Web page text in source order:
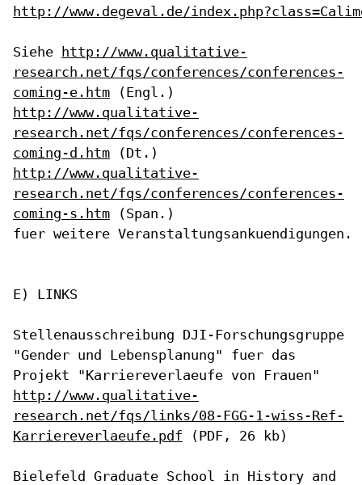
http://www.degeval.de/
Siehe http://www.qualitative-
research.net/fqs/conferences/conferences-
coming-e.htm
(Engl.)
http://www.qualitative-
research.net/fqs/conferences/conferences-
coming-d.htm
(Dt.)
http://www.qualitative-
research.net/fqs/conferences/conferences-
coming-s.htm
(Span.)
fuer weitere Veranstaltungsankuendigungen.
E) LINKS
Stellenausschreibung DJI-Forschungsgruppe
"Gender und Lebensplanung" fuer das
Projekt "Karriereverlaeufe von Frauen"
http://www.qualitative-
research.net/fqs/links/08-FGG-1-wiss-Ref-
Karriereverlaeufe.pdf
(PDF, 26 kb)
Bielefeld Graduate School in History and